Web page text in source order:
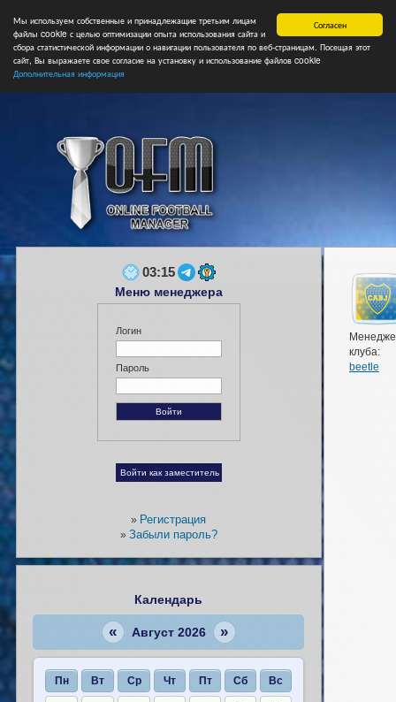
Согласен
Мы используем собственные и принадлежащие третьим лицам
файлы cookie с целью оптимизации опыта использования сайта и
сбора статистической информации о навигации пользователя по веб-страницам. Посещая этот
сайт, Вы выражаете свое согласие на установку и использование файлов cookie
Дополнительная информация
Главная Форум Турниры Сборные НФ Свободные
клуба:
beetle
03:15
Меню менеджера
Логин
Пароль
» Регистрация
» Забыли пароль?
Календарь
« Август 2026 »
Пн Вт Ср Чт Пт Сб Вс